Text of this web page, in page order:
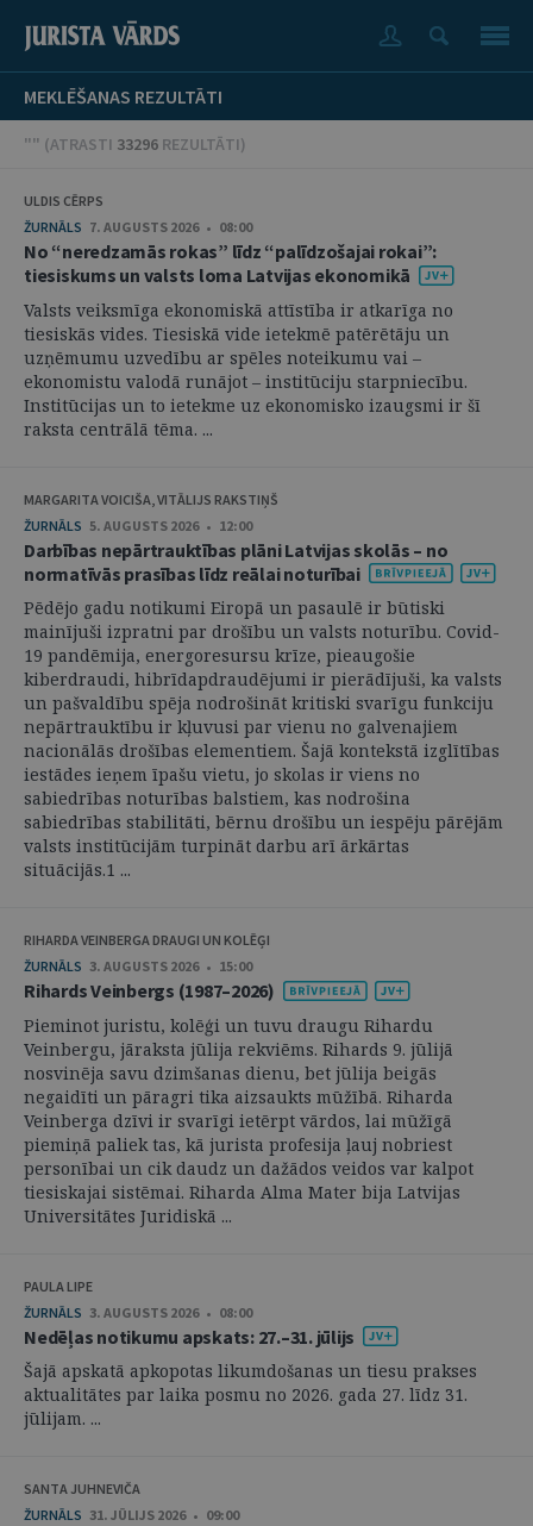
MEKLĒŠANAS REZULTĀTI
"" (ATRASTI 33296 REZULTĀTI)
ULDIS CĒRPS
ŽURNĀLS 7. AUGUSTS 2026 • 08:00
No “neredzamās rokas” līdz “palīdzošajai rokai”:
tiesiskums un valsts loma Latvijas ekonomikā
Valsts veiksmīga ekonomiskā attīstība ir atkarīga no
tiesiskās vides. Tiesiskā vide ietekmē patērētāju un
uzņēmumu uzvedību ar spēles noteikumu vai –
ekonomistu valodā runājot – institūciju starpniecību.
Institūcijas un to ietekme uz ekonomisko izaugsmi ir šī
raksta centrālā tēma. ...
MARGARITA VOICIŠA, VITĀLIJS RAKSTIŅŠ
ŽURNĀLS 5. AUGUSTS 2026 • 12:00
Darbības nepārtrauktības plāni Latvijas skolās – no
normatīvās prasības līdz reālai noturībai
Pēdējo gadu notikumi Eiropā un pasaulē ir būtiski
mainījuši izpratni par drošību un valsts noturību. Covid-
19 pandēmija, energoresursu krīze, pieaugošie
kiberdraudi, hibrīdapdraudējumi ir pierādījuši, ka valsts
un pašvaldību spēja nodrošināt kritiski svarīgu funkciju
nepārtrauktību ir kļuvusi par vienu no galvenajiem
nacionālās drošības elementiem. Šajā kontekstā izglītības
iestādes ieņem īpašu vietu, jo skolas ir viens no
sabiedrības noturības balstiem, kas nodrošina
sabiedrības stabilitāti, bērnu drošību un iespēju pārējām
valsts institūcijām turpināt darbu arī ārkārtas
situācijās.1 ...
RIHARDA VEINBERGA DRAUGI UN KOLĒĢI
ŽURNĀLS 3. AUGUSTS 2026 • 15:00
Rihards Veinbergs (1987–2026)
Pieminot juristu, kolēģi un tuvu draugu Rihardu
Veinbergu, jāraksta jūlija rekviēms. Rihards 9. jūlijā
nosvinēja savu dzimšanas dienu, bet jūlija beigās
negaidīti un pāragri tika aizsaukts mūžībā. Riharda
Veinberga dzīvi ir svarīgi ietērpt vārdos, lai mūžīgā
piemiņā paliek tas, kā jurista profesija ļauj nobriest
personībai un cik daudz un dažādos veidos var kalpot
tiesiskajai sistēmai. Riharda Alma Mater bija Latvijas
Universitātes Juridiskā ...
PAULA LIPE
ŽURNĀLS 3. AUGUSTS 2026 • 08:00
Nedēļas notikumu apskats: 27.–31. jūlijs
Šajā apskatā apkopotas likumdošanas un tiesu prakses
aktualitātes par laika posmu no 2026. gada 27. līdz 31.
jūlijam. ...
SANTA JUHNEVIČA
ŽURNĀLS 31. JŪLIJS 2026 • 09:00